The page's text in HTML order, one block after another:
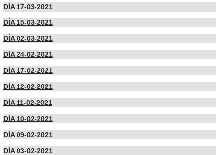
DÍA 17-03-2021
DÍA 15-03-2021
DÍA 02-03-2021
DÍA 24-02-2021
DÍA 17-02-2021
DÍA 12-02-2021
DÍA 11-02-2021
DÍA 10-02-2021
DÍA 09-02-2021
DÍA 03-02-2021